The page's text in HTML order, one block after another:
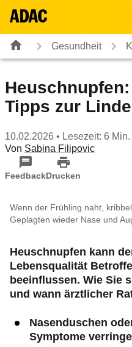
Gesundheit
Tipps zur
10.02.2026 • Lesezeit: 6 Min.
Von Sabina Filipovic
FeedbackDrucken
Wenn der Frühling naht,
Geplagten wieder Nase und
Heuschnupfen kann
Lebensqualität
beeinflussen. Wie Sie
und wann ärztlicher
Nasenduschen
Symptome